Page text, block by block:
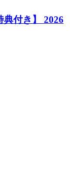
典付き】 2026